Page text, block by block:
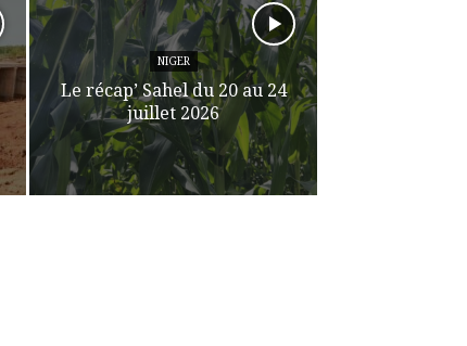
NIGER
Le récap’ Sahel du 20 au 24
juillet 2026